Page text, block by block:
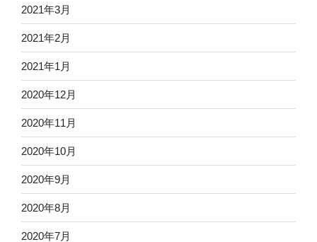
2021年3月
2021年2月
2021年1月
2020年12月
2020年11月
2020年10月
2020年9月
2020年8月
2020年7月